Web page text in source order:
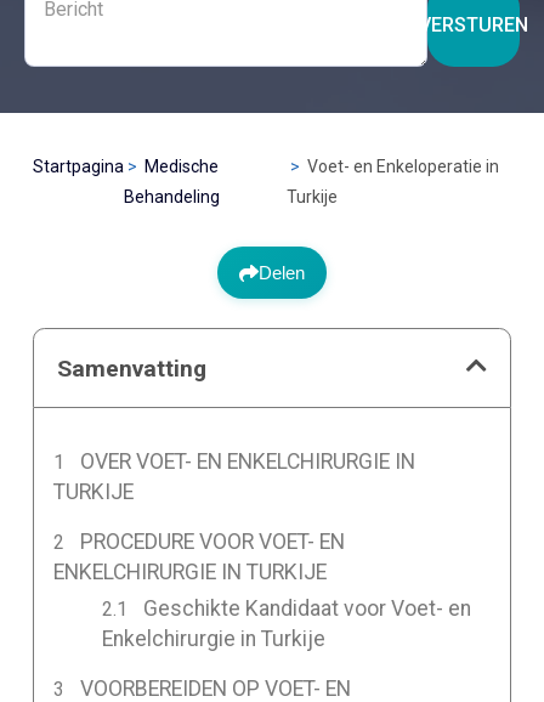
VERSTUREN
Startpagina
Medische
Behandeling
Voet- en Enkeloperatie in
Turkije
Delen
Samenvatting
OVER VOET- EN ENKELCHIRURGIE IN
TURKIJE
PROCEDURE VOOR VOET- EN
ENKELCHIRURGIE IN TURKIJE
Geschikte Kandidaat voor Voet- en
Enkelchirurgie in Turkije
VOORBEREIDEN OP VOET- EN